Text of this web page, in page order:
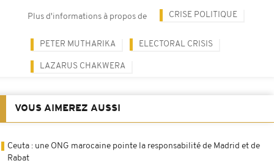
Plus d'informations à propos de CRISE POLITIQUE
PETER MUTHARIKA ELECTORAL CRISIS
LAZARUS CHAKWERA
VOUS AIMEREZ AUSSI
Ceuta : une ONG marocaine pointe la responsabilité de Madrid et de
Rabat